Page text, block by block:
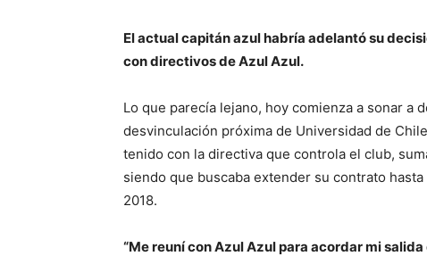
El actual capitán azul habría adelantó su
con directivos de Azul Azul.
Lo que parecía lejano, hoy comienza a sonar a
desvinculación próxima de Universidad de
tenido con la directiva que controla el club,
siendo que buscaba extender su contrato
2018.
“Me reuní con Azul Azul para acordar mi